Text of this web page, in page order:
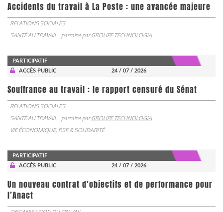
Accidents du travail à La Poste : une avancée majeure
RELATIONS SOCIALES
SANTÉ AU TRAVAIL
parrainé parGROUPE TECHNOLOGIA
PARTICIPATIF
ACCÈS PUBLIC
24 / 07 / 2026
Souffrance au travail : le rapport censuré du Sénat
RELATIONS SOCIALES
SANTÉ AU TRAVAIL
parrainé parGROUPE TECHNOLOGIA
VIE ÉCONOMIQUE, RSE & SOLIDARITÉ
PARTICIPATIF
ACCÈS PUBLIC
24 / 07 / 2026
Un nouveau contrat d’objectifs et de performance pour
l’Anact